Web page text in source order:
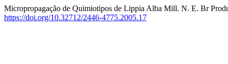
Micropropagação de Quimiotipos de Lippia Alba Mill. N. E. Br
https://doi.org/10.32712/2446-4775.2005.17